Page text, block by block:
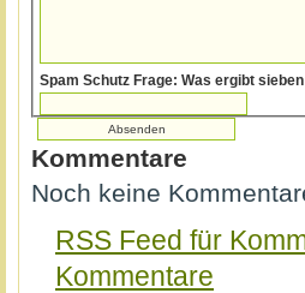
Kommentare
Noch keine
RSS Feed für
Kommentare